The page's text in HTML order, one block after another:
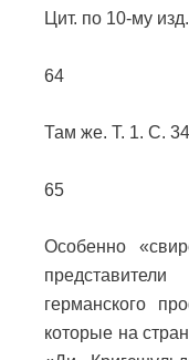
Цит. по 10-му
64
Там же. Т. 1. С.
65
Особенно
германского
которые на